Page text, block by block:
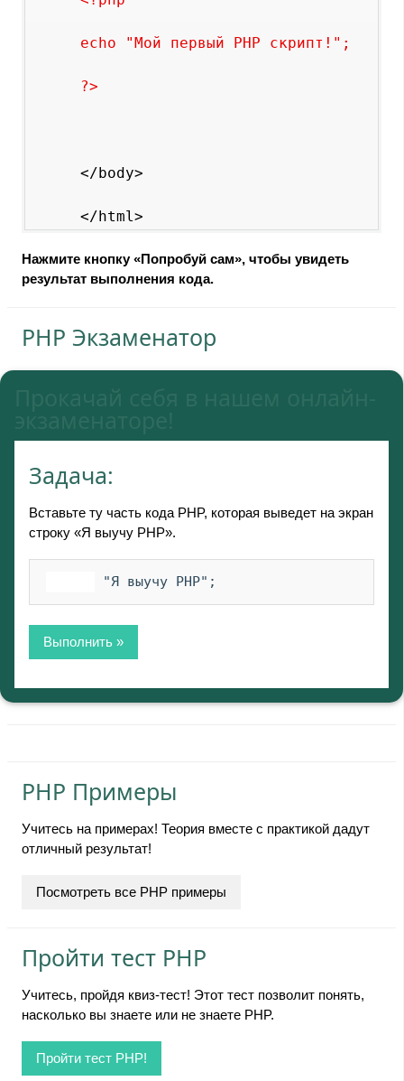
echo "Мой первый PHP скрипт!";
?>
</body>
Нажмите кнопку «Попробуй сам», чтобы увидеть
результат выполнения кода.
PHP Экзаменатор
Задача:
Вставьте ту часть кода PHP, которая выведет на экран
строку «Я выучу PHP».
Выполнить »
PHP Примеры
Учитесь на примерах! Теория вместе с практикой дадут
отличный результат!
Посмотреть все PHP примеры
Пройти тест PHP
Учитесь, пройдя квиз-тест! Этот тест позволит понять,
насколько вы знаете или не знаете PHP.
Пройти тест PHP!